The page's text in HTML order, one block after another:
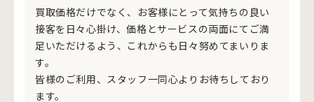
買取価格だけでなく、お客様にとって気持ちの良い
接客を日々心掛け、価格とサービスの両面にてご満
足いただけるよう、これからも日々努めてまいりま
す。
皆様のご利用、スタッフ一同心よりお待ちしており
ます。